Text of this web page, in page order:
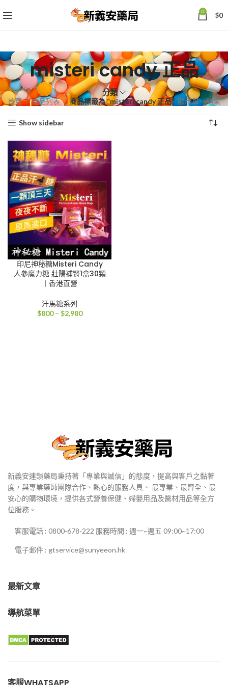
0 $0
misteri candy 正品
分類
首頁 商品列表 商品標籤為 “misteri candy 正品” 顯示單一結果
Show sidebar
印尼神秘糖Misteri Candy
人參魔力糖 壯陽補腎1盒30顆
丨香港直營
汗馬糖系列
$800 – $2,980價
新義安連鎖藥局秉持著「專業與誠信」的態度，提高與客戶之黏著
度，與專業藥師團隊合作、熱心的服務人員、 最專業、最齊全、最
安心的購物環境，提供各式營養保健、婦嬰用品及醫材用品等全方
位服務。
客服電話 : 0800-678-222 服務時間 : 週一~週五 09:00~17:00
電子郵件 : gtservice@sunyeeon.hk
最新文章
導航菜單